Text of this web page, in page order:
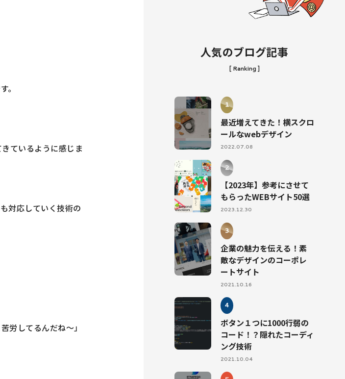
。
ているように感じま
対応していく技術の
労してるんだね～」
人気のブログ記事
[ Ranking ]
最近増えてきた！横スクロ
ールなwebデザイン
2022.07.08
【2023年】参考にさせて
もらったWEBサイト50選
2023.12.30
企業の魅力を伝える！素
敵なデザインのコーポレ
ートサイト
2021.10.16
ボタン１つに1000行弱の
コード！？隠れたコーディ
ング技術
2021.10.04